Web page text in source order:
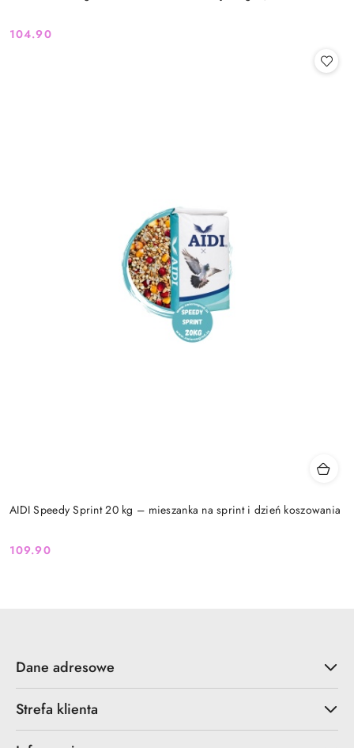
Cena:
104.90
AIDI Speedy Sprint 20 kg – mieszanka na sprint i dzień koszowania
Cena:
109.90
Dane adresowe
Strefa klienta